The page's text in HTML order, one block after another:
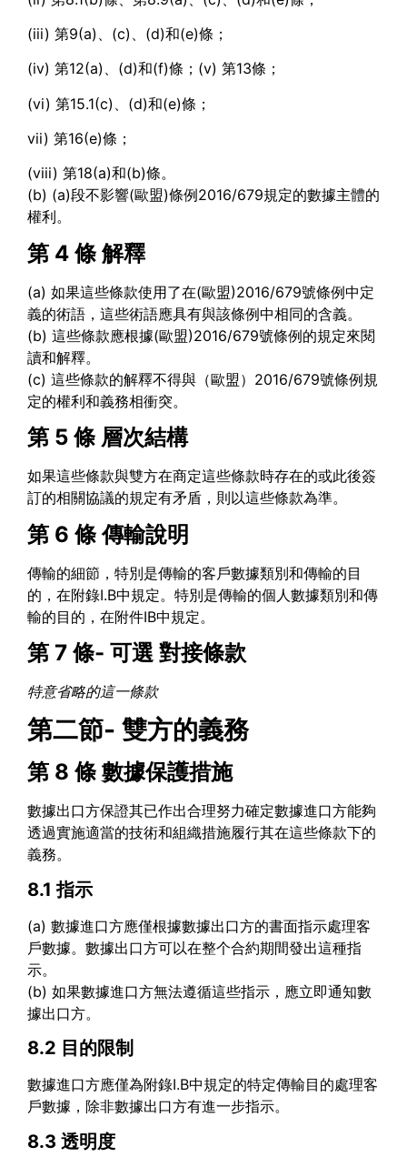
(iii) 第9(a)、(c)、(d)和(e)條；
(iv) 第12(a)、(d)和(f)條；(v) 第13條；
(vi) 第15.1(c)、(d)和(e)條；
vii) 第16(e)條；
(viii) 第18(a)和(b)條。
(b) (a)段不影響(歐盟)條例2016/679規定的數據主體的
權利。
第 4 條 解釋
(a) 如果這些條款使用了在(歐盟)2016/679號條例中定
義的術語，這些術語應具有與該條例中相同的含義。
(b) 這些條款應根據(歐盟)2016/679號條例的規定來閱
讀和解釋。
(c) 這些條款的解釋不得與（歐盟）2016/679號條例規
定的權利和義務相衝突。
第 5 條 層次結構
如果這些條款與雙方在商定這些條款時存在的或此後簽
訂的相關協議的規定有矛盾，則以這些條款為準。
第 6 條 傳輸說明
傳輸的細節，特別是傳輸的客戶數據類別和傳輸的目
的，在附錄I.B中規定。特別是傳輸的個人數據類別和傳
輸的目的，在附件IB中規定。
第 7 條- 可選 對接條款
特意省略的這一條款
第二節- 雙方的義務
第 8 條 數據保護措施
數據出口方保證其已作出合理努力確定數據進口方能夠
透過實施適當的技術和組織措施履行其在這些條款下的
義務。
8.1 指示
(a) 數據進口方應僅根據數據出口方的書面指示處理客
戶數據。數據出口方可以在整个合約期間發出這種指
示。
(b) 如果數據進口方無法遵循這些指示，應立即通知數
據出口方。
8.2 目的限制
數據進口方應僅為附錄I.B中規定的特定傳輸目的處理客
戶數據，除非數據出口方有進一步指示。
8.3 透明度